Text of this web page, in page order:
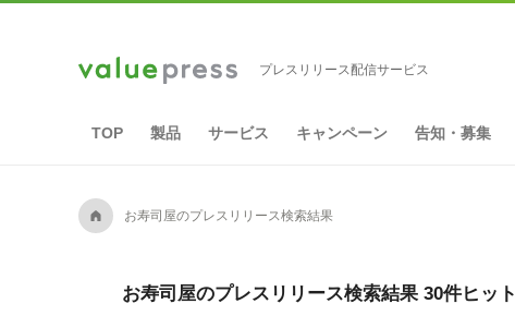
プレスリリース配信サービス
TOP 製品 サービス キャンペーン 告知・募集
A お寿司屋のプレスリリース検索結果
お寿司屋のプレスリリース検索結果 30件ヒット